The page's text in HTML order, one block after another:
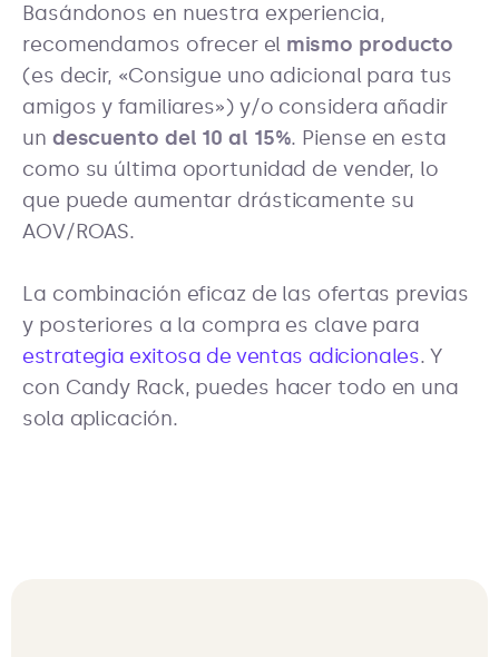
Basándonos en nuestra experiencia,
recomendamos ofrecer el mismo producto
(es decir, «Consigue uno adicional para tus
amigos y familiares») y/o considera añadir
un descuento del 10 al 15%. Piense en esta
como su última oportunidad de vender, lo
que puede aumentar drásticamente su
AOV/ROAS.
La combinación eficaz de las ofertas previas
y posteriores a la compra es clave para
estrategia exitosa de ventas adicionales. Y
con Candy Rack, puedes hacer todo en una
sola aplicación.